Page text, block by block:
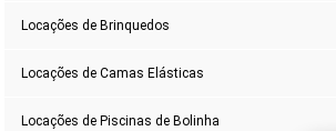
Locações de Brinquedos
Locações de Camas Elásticas
Locações de Piscinas de Bolinha